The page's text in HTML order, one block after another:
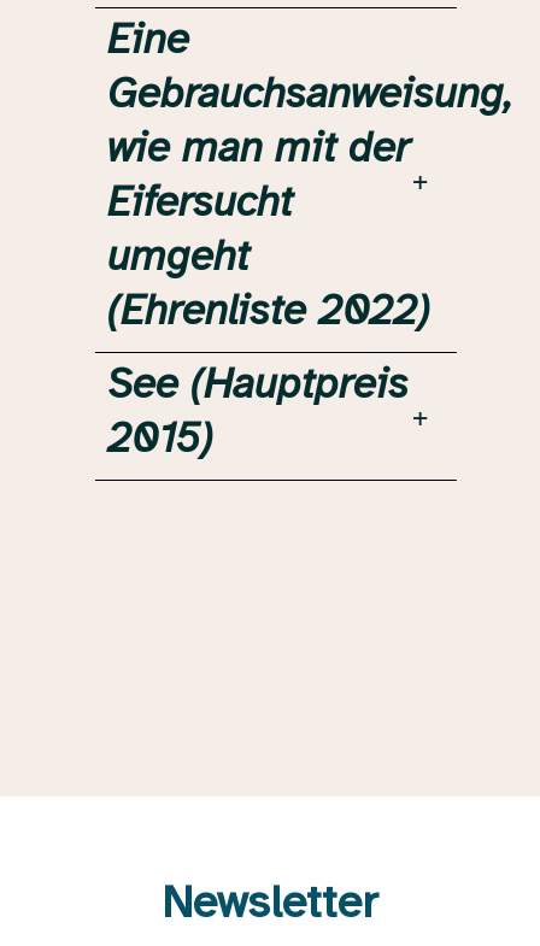
Eine
Gebrauchsanweisung,
wie man mit der
Eifersucht
umgeht
(Ehrenliste 2022)
See (Hauptpreis
2015)
Newsletter